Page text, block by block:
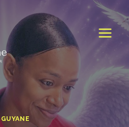
GUYANE